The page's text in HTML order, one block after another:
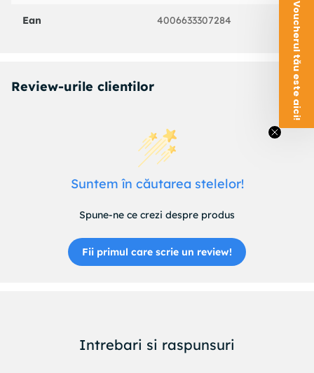
Ean 4006633307284
Review-urile clientilor
Suntem în căutarea stelelor!
Spune-ne ce crezi despre produs
Fii primul care scrie un review!
Intrebari si raspunsuri
Voucherul tău este aici!